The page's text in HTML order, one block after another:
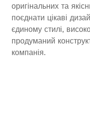
оригінальних та
поєднати цікаві
єдиному стилі,
продуманий
компанія.